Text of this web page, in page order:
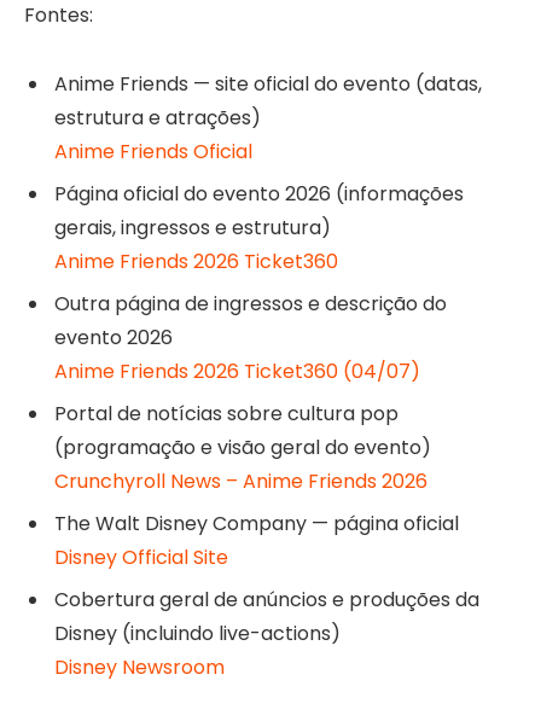
Fontes:
Anime Friends — site oficial do evento (datas,
estrutura e atrações)
Anime Friends Oficial
Página oficial do evento 2026 (informações
gerais, ingressos e estrutura)
Anime Friends 2026 Ticket360
Outra página de ingressos e descrição do
evento 2026
Anime Friends 2026 Ticket360 (04/07)
Portal de notícias sobre cultura pop
(programação e visão geral do evento)
Crunchyroll News – Anime Friends 2026
The Walt Disney Company — página oficial
Disney Official Site
Cobertura geral de anúncios e produções da
Disney (incluindo live-actions)
Disney Newsroom